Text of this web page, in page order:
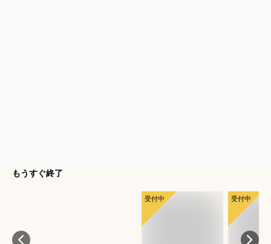
もうすぐ終了
受付中 受付中